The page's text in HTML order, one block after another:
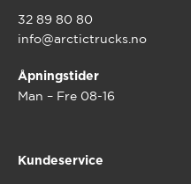
32 89 80 80
info@arctictrucks.no
Åpningstider
Man – Fre 08-16
Kundeservice